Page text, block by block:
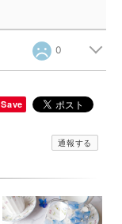
0
Save
通報する